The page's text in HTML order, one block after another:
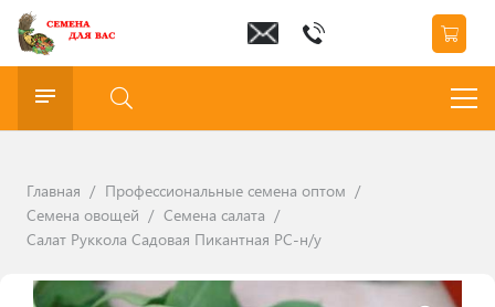
Главная / Профессиональные семена оптом /
Семена овощей / Семена салата /
Салат Руккола Садовая Пикантная РС-н/у